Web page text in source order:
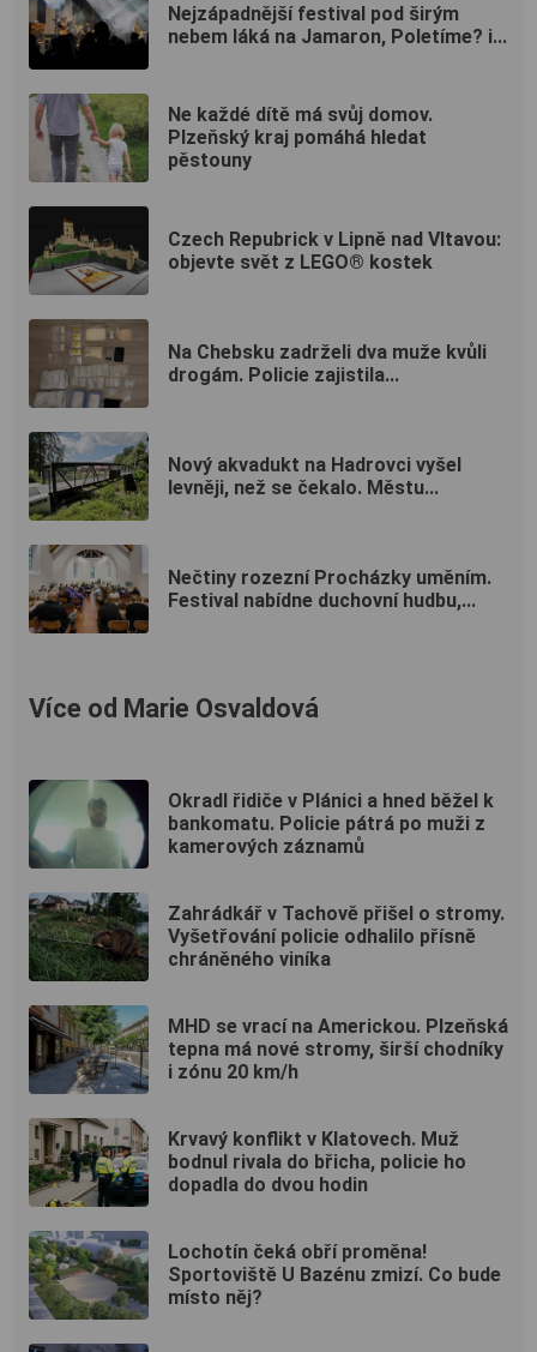
Nejzápadnější festival pod širým
nebem láká na Jamaron, Poletíme? i...
Ne každé dítě má svůj domov.
Plzeňský kraj pomáhá hledat
pěstouny
Czech Repubrick v Lipně nad Vltavou:
objevte svět z LEGO® kostek
Na Chebsku zadrželi dva muže kvůli
drogám. Policie zajistila...
Nový akvadukt na Hadrovci vyšel
levněji, než se čekalo. Městu...
Nečtiny rozezní Procházky uměním.
Festival nabídne duchovní hudbu,...
Více od Marie Osvaldová
Okradl řidiče v Plánici a hned běžel k
bankomatu. Policie pátrá po muži z
kamerových záznamů
Zahrádkář v Tachově přišel o stromy.
Vyšetřování policie odhalilo přísně
chráněného viníka
MHD se vrací na Americkou. Plzeňská
tepna má nové stromy, širší chodníky
i zónu 20 km/h
Krvavý konflikt v Klatovech. Muž
bodnul rivala do břicha, policie ho
dopadla do dvou hodin
Lochotín čeká obří proměna!
Sportoviště U Bazénu zmizí. Co bude
místo něj?